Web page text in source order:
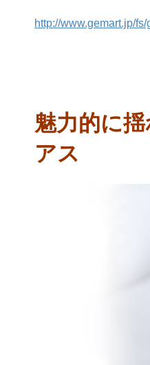
http://www.gemart.jp/
魅力的に
アス